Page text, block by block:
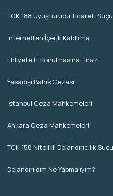
TCK 188 Uyuşturucu Ticareti Suçu
İnternetten İçerik Kaldırma
Ehliyete El Konulmasına İtiraz
Yasadışı Bahis Cezası
İstanbul Ceza Mahkemeleri
Ankara Ceza Mahkemeleri
TCK 158 Nitelikli Dolandırıcılık Suçu
Dolandırıldım Ne Yapmalıyım?